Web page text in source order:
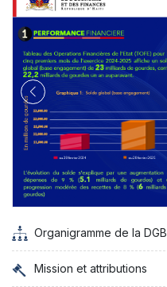
Organigramme de la DGB
Mission et attributions